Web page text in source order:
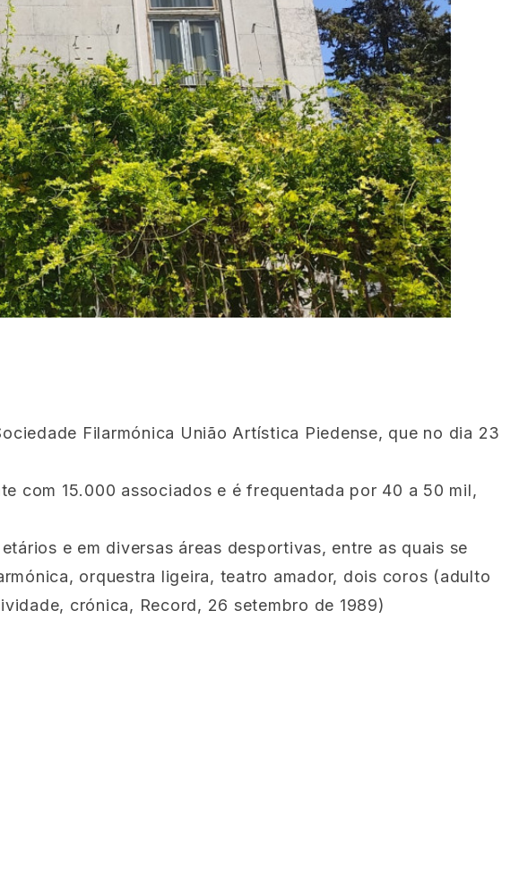
Filarmónica União Artística Piedense, que no dia 23
com 15.000 associados e é frequentada por 40 a 50 mil,
e em diversas áreas desportivas, entre as quais se
orquestra ligeira, teatro amador, dois coros (adulto
crónica, Record, 26 setembro de 1989)